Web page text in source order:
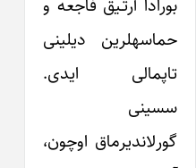
حماسه‎لرین دیلینی
تاپمالی ایدی.
سسینی
گورلاندیرماق اوچون،